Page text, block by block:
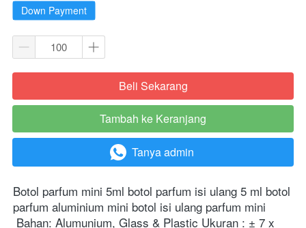
Down Payment
`Beli Sekarang
`
Tambah ke Keranjang
` Tanya admin
Botol parfum mini 5ml botol parfum isi ulang 5 ml botol
parfum aluminium mini botol isi ulang parfum mini